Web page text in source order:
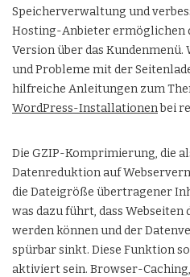
Speicherverwaltung und
Hosting-Anbieter ermöglichen
Version über das
und Probleme mit der
hilfreiche Anleitungen zum
WordPress-Installationenbei
Die GZIP-Komprimierung, die
Datenreduktion auf
die Dateigröße übertragener
was dazu führt, dass
werden können und der
spürbar sinkt. Diese Funktion
aktiviert sein. Browser-